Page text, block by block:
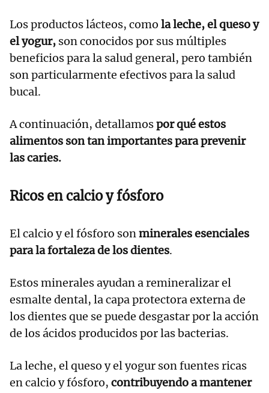
Los productos lácteos, como la leche, el queso y
el yogur, son conocidos por sus múltiples
beneficios para la salud general, pero también
son particularmente efectivos para la salud
bucal.
A continuación, detallamospor qué estos
alimentos son tan importantes para prevenir
las caries.
Ricos en calcio y fósforo
El calcio y el fósforo sonminerales esenciales
para la fortaleza de los dientes.
Estos minerales ayudan a remineralizar el
esmalte dental, la capa protectora externa de
los dientes que se puede desgastar por la acción
de los ácidos producidos por las bacterias.
La leche, el queso y el yogur son fuentes ricas
en calcio y fósforo, contribuyendo a mantener